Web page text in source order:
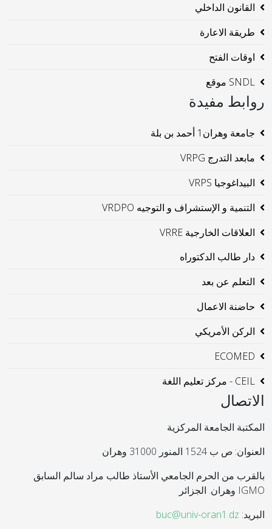
القانون الداخلي
طريقة الاعارة
اوقات الفتح
SNDL موقع
روابط مفيدة
جامعة وهران1 أحمد بن بلة
مابعد التدرج VRPG
البيداغوجيا VRPS
التنمية و الإستشراف و التوجيه VRDPO
العلاقات الخارجية VRRE
دار طالب الدكتوراه
التعلم عن بعد
حاضنة الاعمال
الركن الأمريكي
ECOMED
CEIL - مركز تعليم اللغة
الاتصال
المكتبة الجامعة المركزية
العنوان: ص ب 1524 المنور 31000 وهران
بالقرب من الحرم الجامعي الأستاذ طالب مراد سالم السابق
IGMO وهران. الجزائر
البريد: buc@univ-oran1.dz